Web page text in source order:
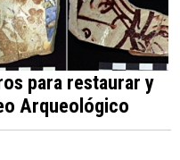
para restaurar y
Arqueológico